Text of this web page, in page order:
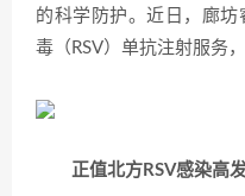
的科学防护。近日，廊
毒（RSV）单抗注射服务
正值北方RSV感染高